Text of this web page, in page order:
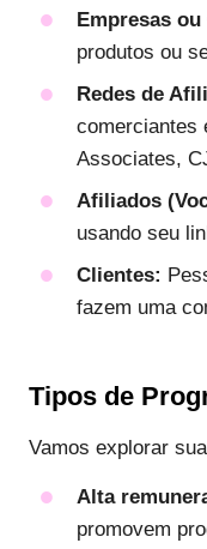
Empresas
produtos ou
Redes de
comerciantes
Associates,
Afiliados
usando seu
Clientes:
fazem uma
Tipos de
Vamos explorar
Alta
promovem